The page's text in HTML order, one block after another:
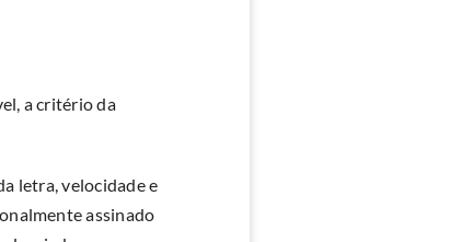
a critério da
letra, velocidade e
assinado